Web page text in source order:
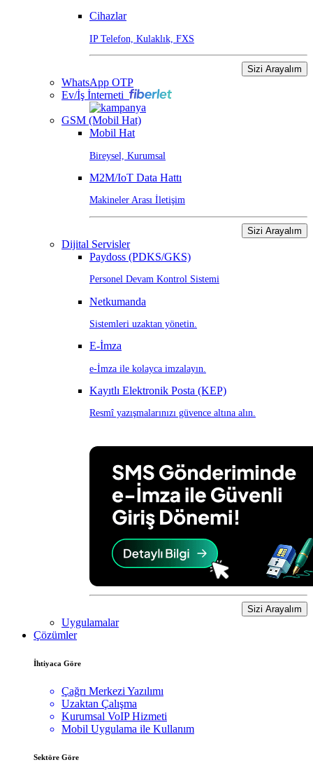
Cihazlar
IP Telefon, Kulaklık, FXS
Sizi Arayalım
WhatsApp OTP
Ev/İş İnterneti
GSM (Mobil Hat)
Mobil Hat
Bireysel, Kurumsal
M2M/IoT Data Hattı
Makineler Arası İletişim
Sizi Arayalım
Dijital Servisler
Paydoss (PDKS/GKS)
Personel Devam Kontrol Sistemi
Netkumanda
Sistemleri uzaktan yönetin.
E-İmza
e-İmza ile kolayca imzalayın.
Kayıtlı Elektronik Posta (KEP)
Resmî yazışmalarınızı güvence altına alın.
Sizi Arayalım
Uygulamalar
Çözümler
İhtiyaca Göre
Çağrı Merkezi Yazılımı
Uzaktan Çalışma
Kurumsal VoIP Hizmeti
Mobil Uygulama ile Kullanım
Sektöre Göre